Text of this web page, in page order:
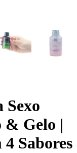
Sexo
& Gelo |
Sabores